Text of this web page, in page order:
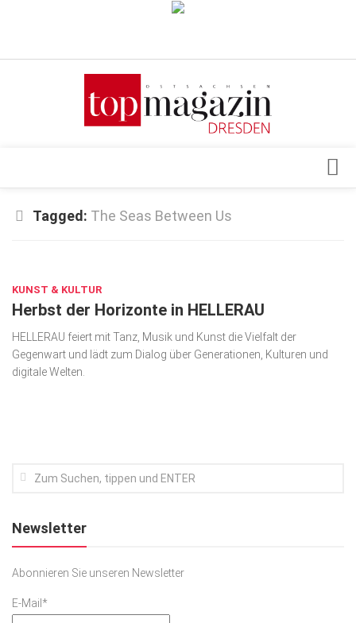
Verkaufsstellen
Top Gesundheitsforum Dresden / Ostsachsen
Geschäft
gesund & schön
Gesellschaft
Kunst & Kultur
SACHSEN IN PARIS
Tagged: The Seas Between Us
KUNST & KULTUR
Herbst der Horizonte in HELLERAU
HELLERAU feiert mit Tanz, Musik und Kunst die Vielfalt der
Gegenwart und lädt zum Dialog über Generationen, Kulturen und
digitale Welten.
Newsletter
Abonnieren Sie unseren Newsletter
E-Mail*